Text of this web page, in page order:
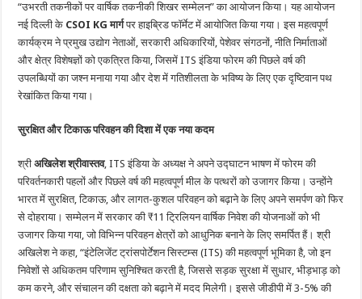
“उभरती तकनीकों पर वार्षिक तकनीकी शिखर सम्मेलन” का आयोजन किया। यह आयोजन
नई दिल्ली के CSOI KG मार्गपर हाइब्रिड फॉर्मेट में आयोजित किया गया। इस महत्वपूर्ण
कार्यक्रम ने प्रमुख उद्योग नेताओं, सरकारी अधिकारियों, पेशेवर संगठनों, नीति निर्माताओं
और क्षेत्र विशेषज्ञों को एकत्रित किया, जिसमें ITS इंडिया फोरम की पिछले वर्ष की
उपलब्धियों का जश्न मनाया गया और देश में गतिशीलता के भविष्य के लिए एक दृष्टिवान पथ
रेखांकित किया गया।
सुरक्षित और टिकाऊ परिवहन की दिशा में एक नया कदम
श्रीअखिलेश श्रीवास्तव, ITS इंडिया के अध्यक्ष ने अपने उद्घाटन भाषण में फोरम की
परिवर्तनकारी पहलों और पिछले वर्ष की महत्वपूर्ण मील के पत्थरों को उजागर किया। उन्होंने
भारत में सुरक्षित, टिकाऊ, और लागत-कुशल परिवहन को बढ़ाने के लिए अपने समर्पण को फिर
से दोहराया। सम्मेलन में सरकार की ₹11 ट्रिलियन वार्षिक निवेश की योजनाओं को भी
उजागर किया गया, जो विभिन्न परिवहन क्षेत्रों को आधुनिक बनाने के लिए समर्पित हैं। श्री
अखिलेश ने कहा, “इंटेलिजेंट ट्रांसपोर्टेशन सिस्टम्स (ITS) की महत्वपूर्ण भूमिका है, जो इन
निवेशों से अधिकतम परिणाम सुनिश्चित करती है, जिससे सड़क सुरक्षा में सुधार, भीड़भाड़ को
कम करने, और संचालन की दक्षता को बढ़ाने में मदद मिलेगी। इससे जीडीपी में 3-5% की